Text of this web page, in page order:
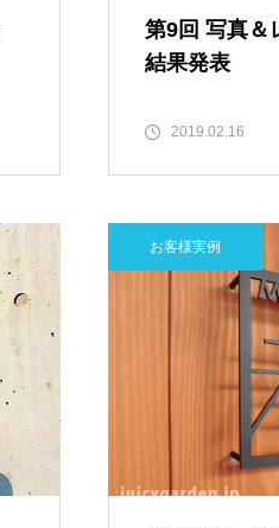
第9回 写真＆
結果発表
2019.02.16
お客様実例